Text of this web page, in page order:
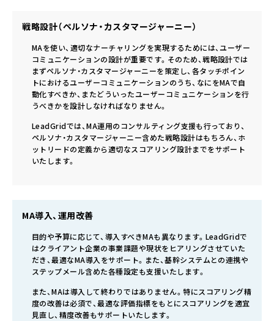
戦略設計（ペルソナ・カスタマージャーニー）
MAを使い、適切なナーチャリングを実現するためには、ユーザー
コミュニケーションの設計が重要です。そのため、戦略設計では
まずペルソナ・カスタマージャーニーを策定し、各タッチポイン
トにおけるユーザーコミュニケーションのうち、なにをMAで自
動化すべきか、またどういったユーザーコミュニケーションを行
うべきかを設計しなければなりません。
LeadGridでは、MA運用のコンサルティング支援も行っており、
ペルソナ・カスタマージャーニー含めた戦略設計はもちろん、ホ
ットリードの定義から適切なスコアリング設計までをサポート
いたします。
MA導入、運用改善
目的や予算に応じて、導入すべきMAも異なります。LeadGridで
はクライアント企業の事業課題や現状をヒアリングさせていた
だき、最適なMA導入をサポート。また、基幹システムとの連携や
ステップメール含めた各種設定も支援いたします。
また、MAは導入して終わりではありません。特にスコアリング精
度の改善は必須で、最適な評価指標をもとにスコアリングを適宜
見直し、精度改善もサポートいたします。